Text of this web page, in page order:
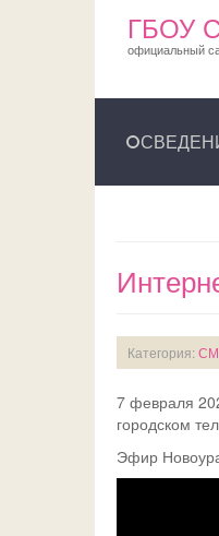
ГБОУ
официальный
Категория:
7 февраля
городском
Эфир